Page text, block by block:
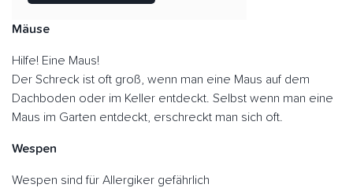
Mäuse
Hilfe! Eine Maus!
Der Schreck ist oft groß, wenn man eine Maus auf dem
Dachboden oder im Keller entdeckt. Selbst wenn man eine
Maus im Garten entdeckt, erschreckt man sich oft.
Wespen
Wespen sind für Allergiker gefährlich